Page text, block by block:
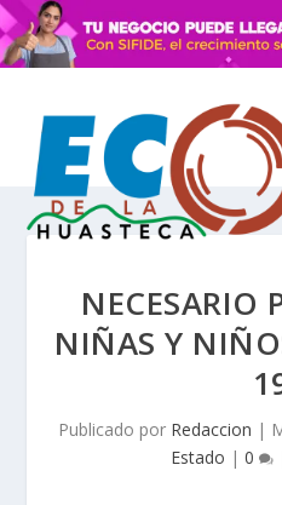
NECESARIO
NIÑAS Y
Publicado por Redaccion |
Estado | 0